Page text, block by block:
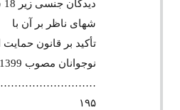
شهای ناظر بر آن با
تأکید بر قانون حمایت
نوجوانان مصوب 1399
۱۹۵